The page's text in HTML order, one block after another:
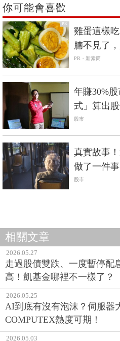
你可能會喜歡
PR
雞蛋這樣
腩不見了
PR・新素簡
年賺30%
式」算出
股市
真實故事
做了一件
股市
相關文章
2026.05.27
走過股債雙跌、一度暫停配
高！凱基金哪裡不一樣了？
2026.05.25
AI到底有沒有泡沫？伺服器
COMPUTEX熱度可期！
2026.05.03